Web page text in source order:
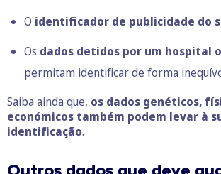
O identificador de publicidade do
Os dados detidos por um hospital
permitam identificar de forma
Saiba ainda que, os dados genéticos,
económicos também podem levar à
identificação.